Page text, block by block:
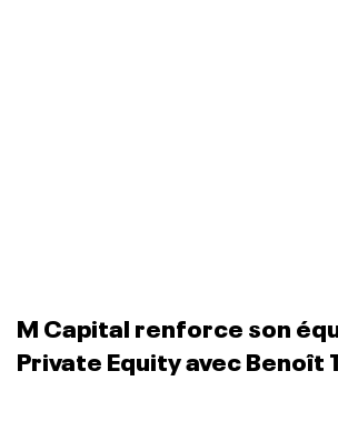
M Capital renforce son
Private Equity avec Benoît